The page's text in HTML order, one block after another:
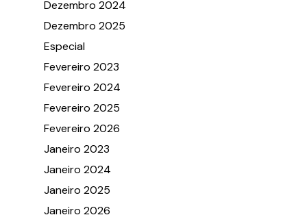
Dezembro 2024
Dezembro 2025
Especial
Fevereiro 2023
Fevereiro 2024
Fevereiro 2025
Fevereiro 2026
Janeiro 2023
Janeiro 2024
Janeiro 2025
Janeiro 2026